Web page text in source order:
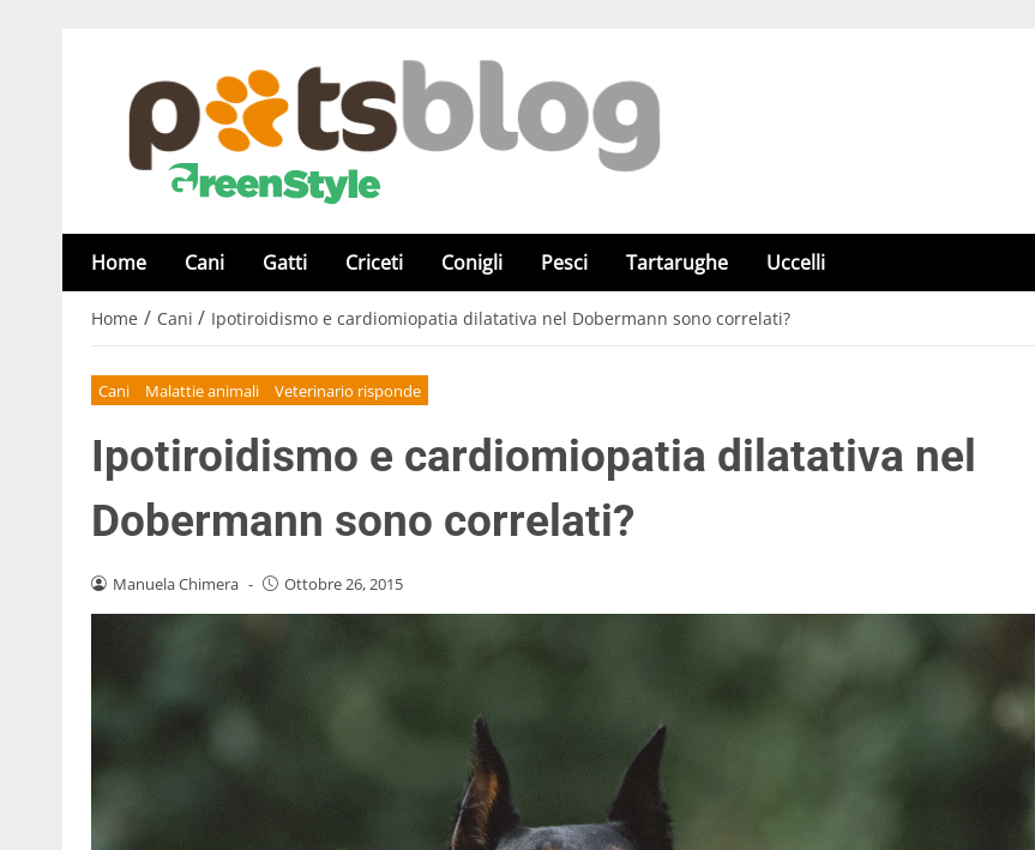
Home Cani Gatti Criceti Conigli Pesci Tartarughe Uccelli
Home / Cani / Ipotiroidismo e cardiomiopatia dilatativa nel Dobermann sono correlati?
Cani Malattie animali Veterinario risponde
Ipotiroidismo e cardiomiopatia dilatativa nel
Dobermann sono correlati?
Manuela Chimera - Ottobre 26, 2015